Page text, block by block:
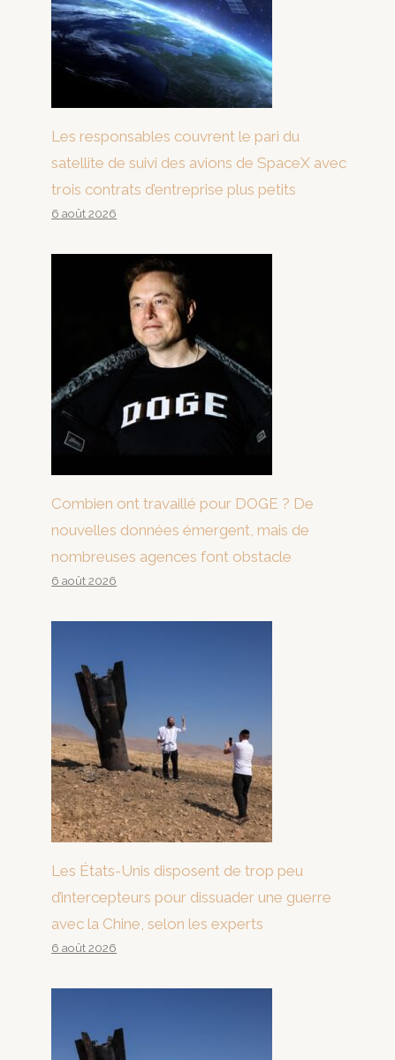
Les responsables couvrent le pari du
satellite de suivi des avions de SpaceX avec
trois contrats d’entreprise plus petits
6 août 2026
Combien ont travaillé pour DOGE ? De
nouvelles données émergent, mais de
nombreuses agences font obstacle
6 août 2026
Les États-Unis disposent de trop peu
d’intercepteurs pour dissuader une guerre
avec la Chine, selon les experts
6 août 2026